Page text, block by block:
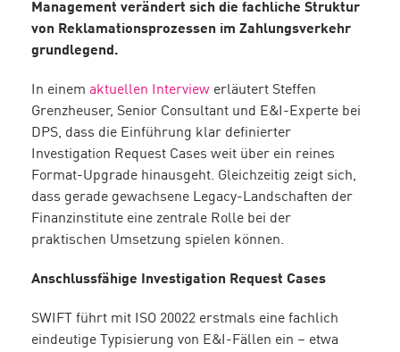
Management verändert sich die fachliche Struktur
von Reklamationsprozessen im Zahlungsverkehr
grundlegend.
In einem aktuellen Interview erläutert Steffen
Grenzheuser, Senior Consultant und E&I-Experte bei
DPS, dass die Einführung klar definierter
Investigation Request Cases weit über ein reines
Format-Upgrade hinausgeht. Gleichzeitig zeigt sich,
dass gerade gewachsene Legacy-Landschaften der
Finanzinstitute eine zentrale Rolle bei der
praktischen Umsetzung spielen können.
Anschlussfähige Investigation Request Cases
SWIFT führt mit ISO 20022 erstmals eine fachlich
eindeutige Typisierung von E&I-Fällen ein – etwa